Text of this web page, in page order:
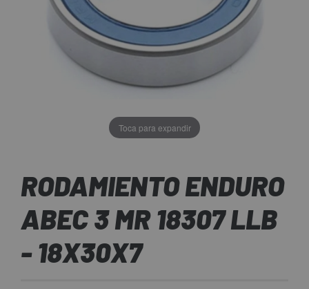
Toca para expandir
RODAMIENTO ENDURO
ABEC 3 MR 18307 LLB
- 18X30X7